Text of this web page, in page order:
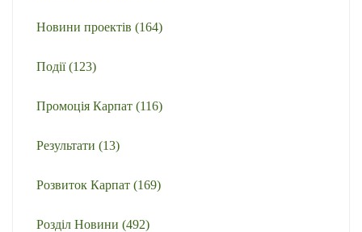
Новини проектів (164)
Події(123)
Промоція Карпат (116)
Результати (13)
Розвиток Карпат (169)
Розділ Новини (492)